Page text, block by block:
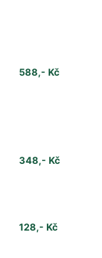
588,- Kč
348,- Kč
128,- Kč